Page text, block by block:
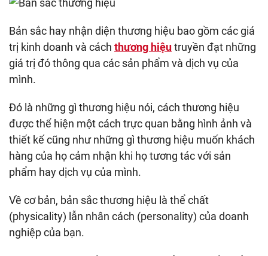
Bản sắc hay nhận diện thương hiệu bao gồm các giá
trị kinh doanh và cách thương hiệutruyền đạt những
giá trị đó thông qua các sản phẩm và dịch vụ của
mình.
Đó là những gì thương hiệu nói, cách thương hiệu
được thể hiện một cách trực quan bằng hình ảnh và
thiết kế cũng như những gì thương hiệu muốn khách
hàng của họ cảm nhận khi họ tương tác với sản
phẩm hay dịch vụ của mình.
Về cơ bản, bản sắc thương hiệu là thể chất
(physicality) lẫn nhân cách (personality) của doanh
nghiệp của bạn.